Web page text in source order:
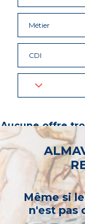
Métier
CDI
Aucune offre
d’autres mots-
Même si
n'est pas